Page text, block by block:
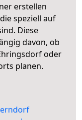
erstellen
speziell auf
Diese
davon, ob
oder
planen.